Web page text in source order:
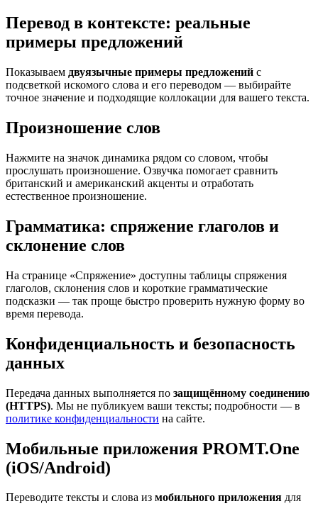
Перевод в контексте: реальные
примеры предложений
Показываем двуязычные примеры предложений с
подсветкой искомого слова и его переводом — выбирайте
точное значение и подходящие коллокации для вашего текста.
Произношение слов
Нажмите на значок динамика рядом со словом, чтобы
прослушать произношение. Озвучка помогает сравнить
британский и американский акценты и отработать
естественное произношение.
Грамматика: спряжение глаголов и
склонение слов
На странице «Спряжение» доступны таблицы спряжения
глаголов, склонения слов и короткие грамматические
подсказки — так проще быстро проверить нужную форму во
время перевода.
Конфиденциальность и безопасность
данных
Передача данных выполняется по защищённому соединению
(HTTPS). Мы не публикуем ваши тексты; подробности — в
политике конфиденциальности на сайте.
Мобильные приложения PROMT.One
(iOS/Android)
Переводите тексты и слова из мобильного приложения для